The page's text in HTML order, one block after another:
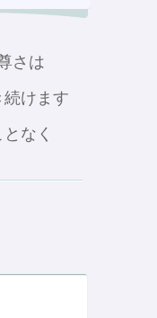
さは
けます
なく